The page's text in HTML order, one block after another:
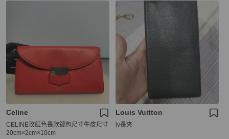
Celine
CELINE玫紅色長款錢包尺寸牛皮尺寸
20cm×2cm×10cm
Louis Vuitton
lv長夾